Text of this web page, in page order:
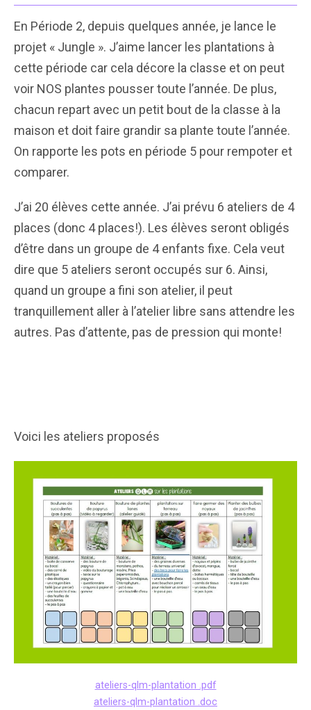
En Période 2, depuis quelques année, je lance le
projet « Jungle ». J’aime lancer les plantations à
cette période car cela décore la classe et on peut
voir NOS plantes pousser toute l’année. De plus,
chacun repart avec un petit bout de la classe à la
maison et doit faire grandir sa plante toute l’année.
On rapporte les pots en période 5 pour rempoter et
comparer.
J’ai 20 élèves cette année. J’ai prévu 6 ateliers de 4
places (donc 4 places!). Les élèves seront obligés
d’être dans un groupe de 4 enfants fixe. Cela veut
dire que 5 ateliers seront occupés sur 6. Ainsi,
quand un groupe a fini son atelier, il peut
tranquillement aller à l’atelier libre sans attendre les
autres. Pas d’attente, pas de pression qui monte!
Voici les ateliers proposés
ateliers-qlm-plantation .pdf
ateliers-qlm-plantation .doc